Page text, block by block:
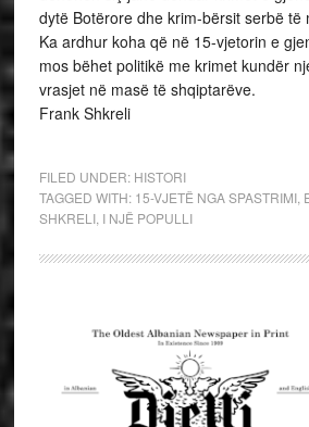
dytë Botërore dhe krim-bërsit serbë të
Ka ardhur koha që në 15-vjetorin e
mos bëhet politikë me krimet kundër
vrasjet në masë të shqiptarëve.
Frank Shkreli
FILED UNDER: HISTORI
TAGGED WITH: 15-VJETË NGA SPASTRIMI,
SHKRELI, I NJË POPULLI